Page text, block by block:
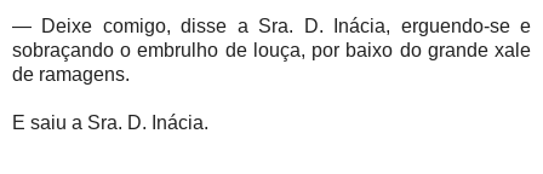
— Deixe comigo, disse a Sra. D. Inácia, erguendo-se e
sobraçando o embrulho de louça, por baixo do grande xale
de ramagens.
E saiu a Sra. D. Inácia.